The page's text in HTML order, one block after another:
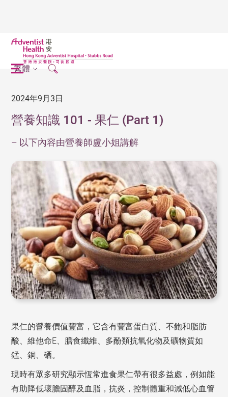
繁體
2024年9月3日
營養知識 101 - 果仁 (Part 1)
– 以下內容由營養師盧小姐講解
果仁的營養價值豐富，它含有豐富蛋白質、不飽和脂肪
酸、維他命E、膳食纖維、多酚類抗氧化物及礦物質如
錳、銅、硒。
現時有眾多研究顯示恆常進食果仁帶有很多益處，例如能
有助降低壞膽固醇及血脂，抗炎，控制體重和減低心血管